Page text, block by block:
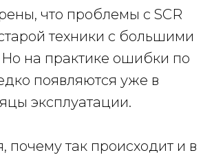
что проблемы с SCR
техники с большими
на практике ошибки по
появляются уже в
эксплуатации.
почему так происходит и в